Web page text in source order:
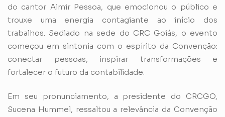
do cantor Almir Pessoa, que emocionou o público e
trouxe uma energia contagiante ao início dos
trabalhos. Sediado na sede do CRC Goiás, o evento
começou em sintonia com o espírito da Convenção:
conectar pessoas, inspirar transformações e
fortalecer o futuro da contabilidade.
Em seu pronunciamento, a presidente do CRCGO,
Sucena Hummel, ressaltou a relevância da Convenção